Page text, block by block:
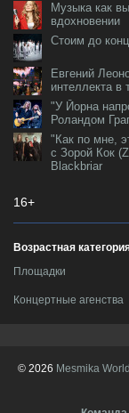
Музыка как
вдохновении
Стоим до
Евгений
интеллекта в
"У Йорна
Роландом
"Как по мне,
с Зорой Кок
Blackbriar
16+
Возрастная
Площадки
Концертные агенства
© 2026 Mesmika